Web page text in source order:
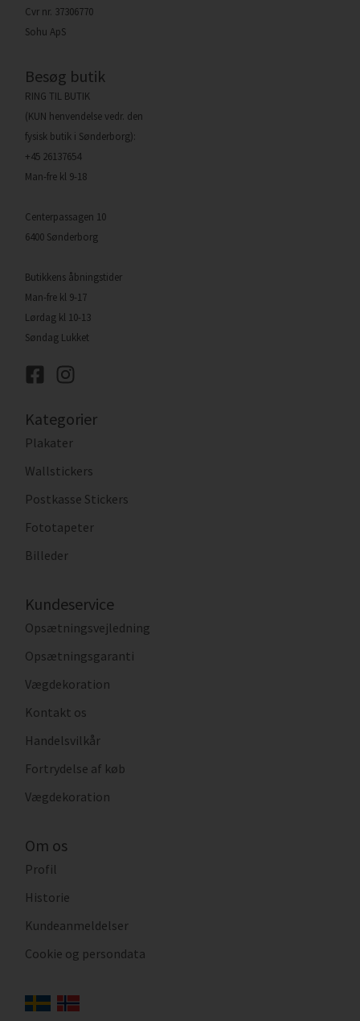
Cvr nr. 37306770
Sohu ApS
Besøg butik
RING TIL BUTIK
(KUN henvendelse vedr. den
fysisk butik i Sønderborg):
+45 26137654
Man-fre kl 9-18
Centerpassagen 10
6400 Sønderborg
Butikkens åbningstider
Man-fre kl 9-17
Lørdag kl 10-13
Søndag Lukket
Kategorier
Plakater
Wallstickers
Postkasse Stickers
Fototapeter
Billeder
Kundeservice
Opsætningsvejledning
Opsætningsgaranti
Vægdekoration
Kontakt os
Handelsvilkår
Fortrydelse af køb
Vægdekoration
Om os
Profil
Historie
Kundeanmeldelser
Cookie og persondata